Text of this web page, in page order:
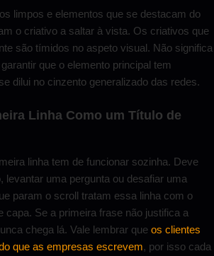
limpos e elementos que se destacam do
o criativo a saltar à vista. Os criativos que
são tímidos no aspeto visual. Não significa
que o elemento principal tem
dilui no cinzento generalizado das redes.
Linha Como um Título de
linha tem de funcionar sozinha. Deve
levantar uma pergunta ou desafiar uma
param o scroll tratam essa linha com o
capa. Se a primeira frase não justifica a
chega lá. Vale lembrar que os clientes
que as empresas escrevem, por isso cada